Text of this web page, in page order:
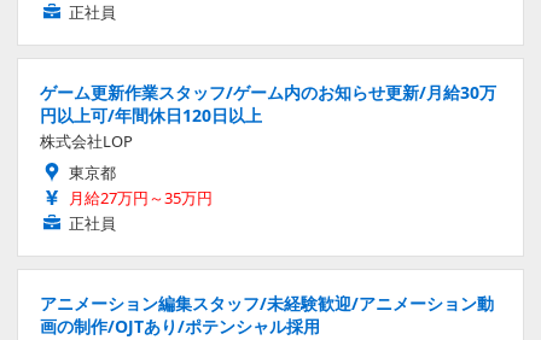
正社員
ゲーム更新作業スタッフ/ゲーム内のお知らせ更新/月給30万
円以上可/年間休日120日以上
株式会社LOP
東京都
月給27万円～35万円
正社員
アニメーション編集スタッフ/未経験歓迎/アニメーション動
画の制作/OJTあり/ポテンシャル採用